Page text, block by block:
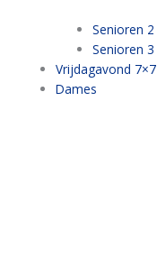
Senioren 2
Senioren 3
Vrijdagavond 7×7
Dames